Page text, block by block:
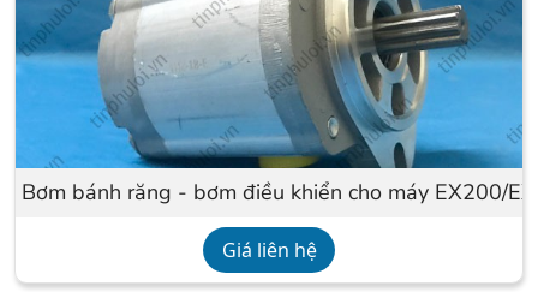
Bơm bánh răng - bơm điều khiển cho máy EX200/
Giá liên hệ